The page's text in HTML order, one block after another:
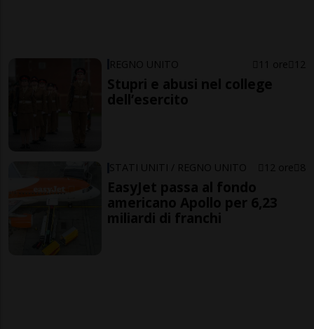
REGNO UNITO 11 ore 12
Stupri e abusi nel college
dell’esercito
STATI UNITI / REGNO UNITO 12 ore 8
EasyJet passa al fondo
americano Apollo per 6,23
miliardi di franchi